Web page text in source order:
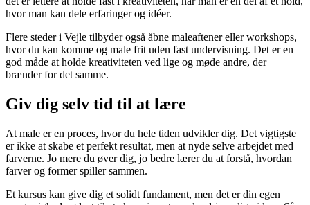
hvor man kan dele erfaringer og idéer.
Flere steder i Vejle tilbyder også åbne maleaftener eller workshops,
hvor du kan komme og male frit uden fast undervisning. Det er en
god måde at holde kreativiteten ved lige og møde andre, der
brænder for det samme.
Giv dig selv tid til at lære
At male er en proces, hvor du hele tiden udvikler dig. Det vigtigste
er ikke at skabe et perfekt resultat, men at nyde selve arbejdet med
farverne. Jo mere du øver dig, jo bedre lærer du at forstå, hvordan
farver og former spiller sammen.
Et kursus kan give dig et solidt fundament, men det er din egen